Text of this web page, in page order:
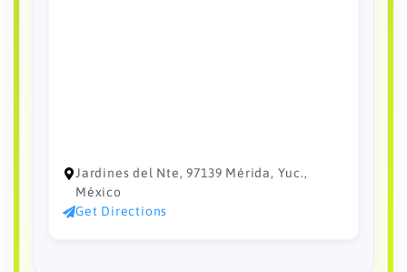
Jardines del Nte, 97139 Mérida, Yuc.,
México
Get Directions